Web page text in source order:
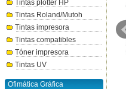
Tintas plotter HP
Tintas Roland/Mutoh
Tintas impresora
Tintas compatibles
Tóner impresora
Tintas UV
Ofimática Gráfica
Canon PFI-711M magenta
700ml.